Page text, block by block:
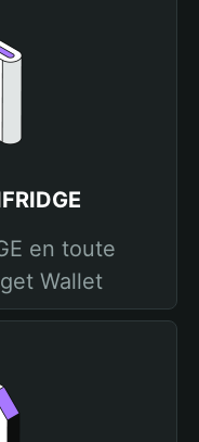
en toute
Wallet